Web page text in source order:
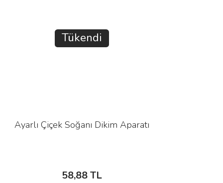
Tükendi
Ayarlı Çiçek Soğanı Dikim Aparatı
58,88 TL